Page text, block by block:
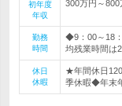
初年度
年収
300万円～800
勤務
時間
◆9：00～18
均残業時間は
休日
休暇
★年間休日
季休暇◆年末